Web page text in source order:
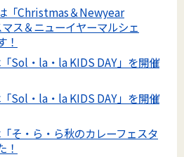
「Christmas＆Newyear
ス＆ニューイヤーマルシェ
！
Sol・la・la KIDS DAY」を開催
Sol・la・la KIDS DAY」を開催
そ・ら・ら秋のカレーフェスタ
！